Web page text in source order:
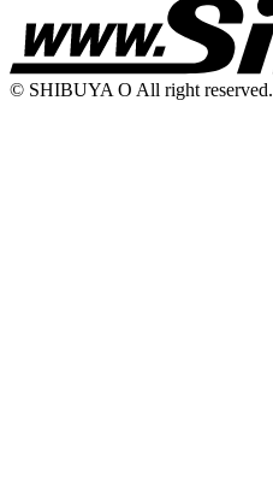
© SHIBUYA O All right reserved.